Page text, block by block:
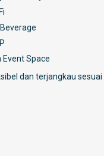
Event Space
dan terjangkau sesuai